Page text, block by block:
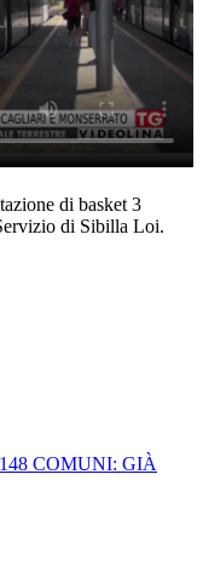
di basket 3
di Sibilla Loi.
COMUNI: GIÀ